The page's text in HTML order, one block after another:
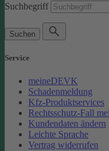
Suchbegriff
Suchen
Service
meineDEVK
Schadenmeldung
Kfz-Produktservices
Rechtsschutz-Fall
Kundendaten ändern
Leichte Sprache
Vertrag widerrufen